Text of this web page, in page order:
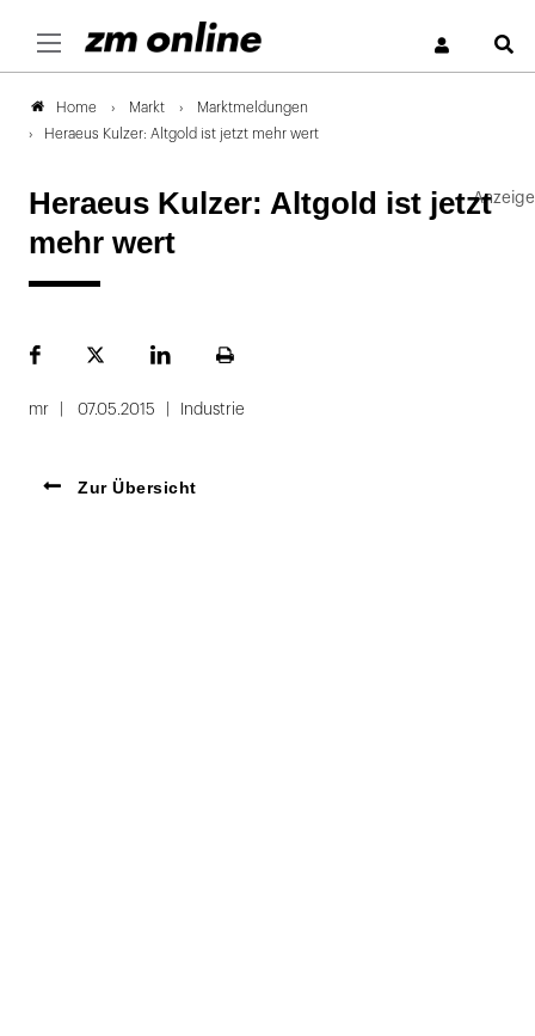
Home Markt
Marktmeldungen
Heraeus Kulzer: Altgold ist jetzt mehr wert
Heraeus Kulzer: Altgold ist jetzt
mehr wert
FacebookPlattformLinekdInSeite
mr 07.05.2015 Industrie
Zur Übersicht